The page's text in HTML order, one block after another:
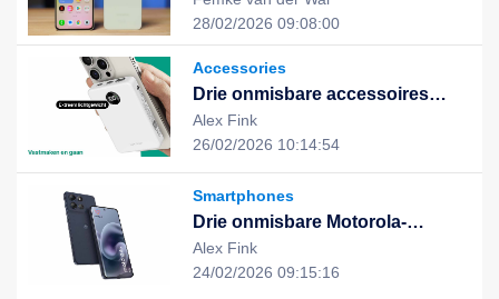
uitstekende prestaties en stijlvol
28/02/2026 09:08:00
Accessories
Drie onmisbare accessoires
voor een slimme, duurzame en
geïntegreerde digitale ervaring
Alex Fink
26/02/2026 10:14:54
Smartphones
Drie onmisbare Motorola-
apparaten voor een slimme,
efficiënte en duurzame digitale
Alex Fink
24/02/2026 09:15:16